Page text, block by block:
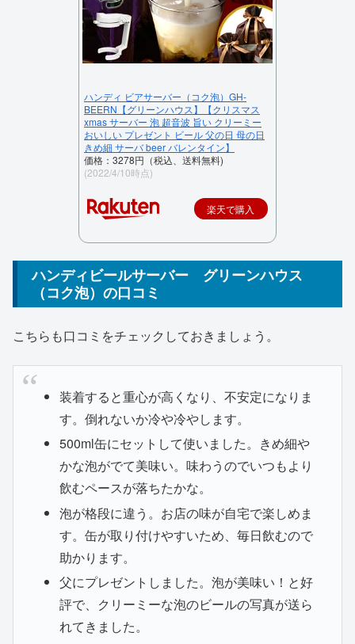
ハンディ ビアサーバー（コク泡）GH-
BEERN【グリーンハウス】【クリスマス
xmas サーバー 泡 超音波 旨い クリーミー
おいしい プレゼント ビール 父の日 母の日
きめ細 サーバ beer バレンタイン】
価格：3278円（税込、送料無料)
(2022/4/10時点)
楽天で購入
ハンディビールサーバー グリーンハウス
（コク泡）の口コミ
こちらも口コミをチェックしておきましょう。
装着すると重心が高くなり、不安定になりま
す。倒れないか冷や冷やします。
500ml缶にセットして使いました。きめ細や
かな泡がでて美味い。味わうのでいつもより
飲むペースが落ちたかな。
泡が格段に違う。お店の味が自宅で楽しめま
す。缶が取り付けやすいため、毎日飲むので
助かります。
父にプレゼントしました。泡が美味い！と好
評で、クリーミーな泡のビールの写真が送ら
れてきました。